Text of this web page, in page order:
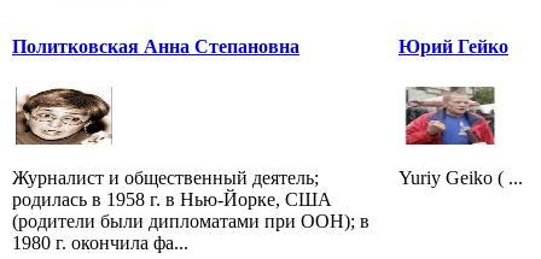
Политковская Анна Степановна
Журналист и общественный деятель;
родилась в 1958 г. в Нью-Йорке, США
(родители были дипломатами при ООН); в
1980 г. окончила фа...
Юрий Гейко
Yuriy Geiko ( ...